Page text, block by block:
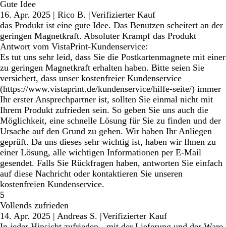
Gute Idee
16. Apr. 2025 | Rico B. |Verifizierter Kauf
das Produkt ist eine gute Idee. Das Benutzen scheitert an der
geringen Magnetkraft. Absoluter Krampf das Produkt
Antwort vom VistaPrint-Kundenservice:
Es tut uns sehr leid, dass Sie die Postkartenmagnete mit einer
zu geringen Magnetkraft erhalten haben. Bitte seien Sie
versichert, dass unser kostenfreier Kundenservice
(https://www.vistaprint.de/kundenservice/hilfe-seite/) immer
Ihr erster Ansprechpartner ist, sollten Sie einmal nicht mit
Ihrem Produkt zufrieden sein. So geben Sie uns auch die
Möglichkeit, eine schnelle Lösung für Sie zu finden und der
Ursache auf den Grund zu gehen. Wir haben Ihr Anliegen
geprüft. Da uns dieses sehr wichtig ist, haben wir Ihnen zu
einer Lösung, alle wichtigen Informationen per E-Mail
gesendet. Falls Sie Rückfragen haben, antworten Sie einfach
auf diese Nachricht oder kontaktieren Sie unseren
kostenfreien Kundenservice.
5
Vollends zufrieden
14. Apr. 2025 | Andreas S. |Verifizierter Kauf